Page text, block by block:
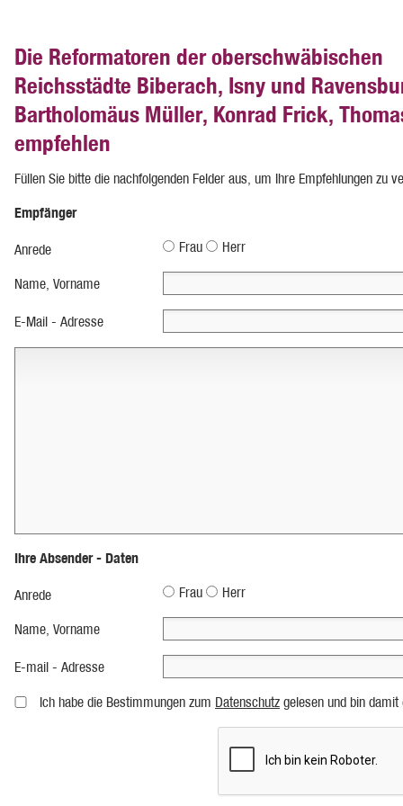
Die Reformatoren der oberschwäbischen
Reichsstädte Biberach, Isny und
Bartholomäus Müller, Konrad Frick,
empfehlen
Füllen Sie bitte die nachfolgenden Felder aus, um Ihre Empfehlungen zu
Empfänger
Anrede Frau Herr
Name, Vorname
E-Mail - Adresse
Ihre Absender - Daten
Anrede Frau Herr
Name, Vorname
E-mail - Adresse
Ich habe die Bestimmungen zum Datenschutz gelesen und bin